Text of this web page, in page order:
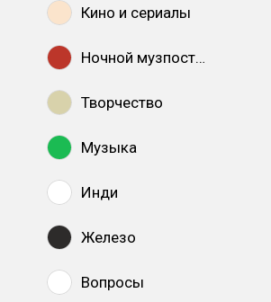
Кино и сериалы
Ночной музпостинг
Творчество
Музыка
Инди
Железо
Вопросы